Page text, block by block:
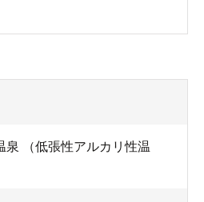
泉 （低張性アルカリ性温